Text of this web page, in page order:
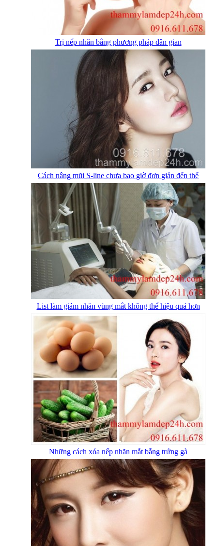
Trị nếp nhăn bằng phương pháp dân gian
Cách nâng mũi S-line chưa bao giờ đơn giản đến thế
List làm giảm nhăn vùng mắt không thể hiệu quả hơn
Những cách xóa nếp nhăn mắt bằng trứng gà